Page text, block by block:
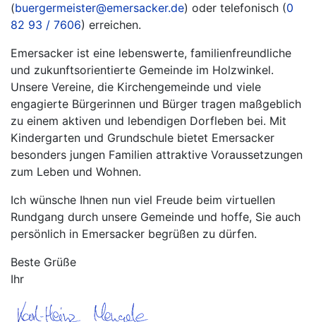
(buergermeister@emersacker.de) oder telefonisch (0
82 93 / 7606) erreichen.
Emersacker ist eine lebenswerte, familienfreundliche
und zukunftsorientierte Gemeinde im Holzwinkel.
Unsere Vereine, die Kirchengemeinde und viele
engagierte Bürgerinnen und Bürger tragen maßgeblich
zu einem aktiven und lebendigen Dorfleben bei. Mit
Kindergarten und Grundschule bietet Emersacker
besonders jungen Familien attraktive Voraussetzungen
zum Leben und Wohnen.
Ich wünsche Ihnen nun viel Freude beim virtuellen
Rundgang durch unsere Gemeinde und hoffe, Sie auch
persönlich in Emersacker begrüßen zu dürfen.
Beste Grüße
Ihr